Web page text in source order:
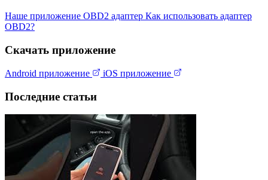
Наше приложение OBD2 адаптер Как использовать адаптер
OBD2?
Скачать приложение
Android приложение iOS приложение
Последние статьи